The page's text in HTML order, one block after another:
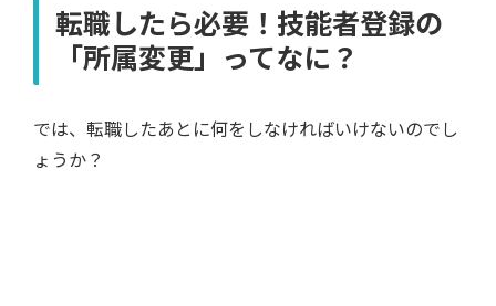
転職したら必要！技能者登録の
「所属変更」ってなに？
では、転職したあとに何をしなければいけないのでし
ょうか？